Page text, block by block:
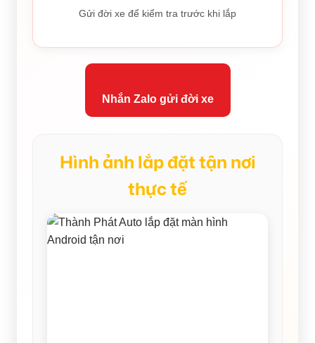
Gửi đời xe để kiểm tra trước khi lắp
Nhắn Zalo gửi đời xe
Hình ảnh lắp đặt tận nơi
thực tế